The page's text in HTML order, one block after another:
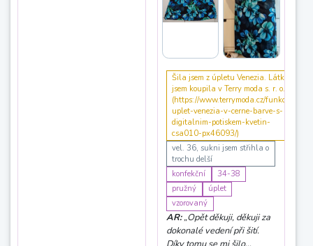
Šila jsem z úpletu Venezia. Látku
jsem koupila v Terry moda s. r. o.
(https://www.terrymoda.cz/funkcni-
uplet-venezia-v-cerne-barve-s-
digitalnim-potiskem-kvetin-
csa010-px46093/)
vel. 36, sukni jsem střihla o
trochu delší
konfekční
34-38
pružný
úplet
vzorovaný
AR:„Opět děkuji, děkuji za
dokonalé vedení při šití.